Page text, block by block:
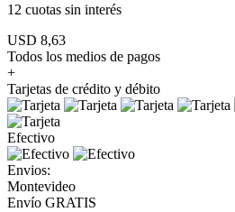
12 cuotas sin interés
USD 8,63
Todos los medios de pagos
+
Tarjetas de crédito y débito
Efectivo
Envios:
Montevideo
Envío GRATIS